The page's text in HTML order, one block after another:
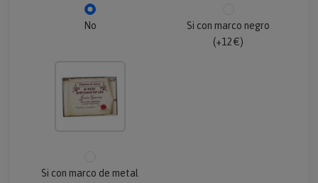
No
Si con marco negro
(+12 €)
Si con marco de metal